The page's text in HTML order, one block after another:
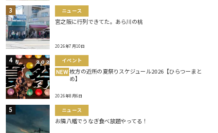
ニュース
宮之阪に行列できてた。あら川の桃
2026年7月10日
イベント
NEW 枚方の近所の夏祭りスケジュール2026【ひらつーまと
め】
2026年8月6日
ニュース
お隣八幡でうなぎ食べ放題やってる！